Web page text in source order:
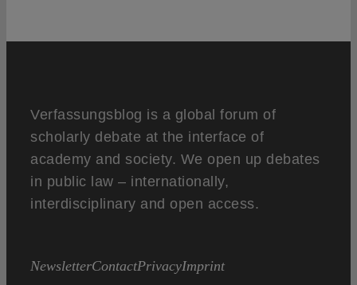
Verfassungsblog is a global forum of
scholarly debate at the interface of
academy and society. We open up debates
in public law – internationally,
interdisciplinary and open access.
NewsletterContactPrivacyImprint